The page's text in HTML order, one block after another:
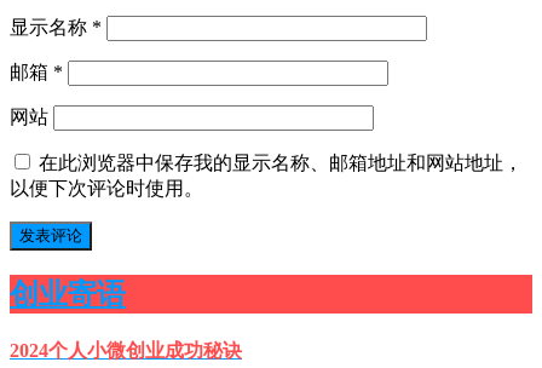
显示名称 *
邮箱 *
网站
在此浏览器中保存我的显示名称、邮箱地址和网站地址，
以便下次评论时使用。
创业寄语
2024个人小微创业成功秘诀